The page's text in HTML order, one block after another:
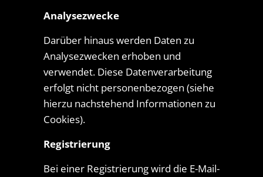
Analysezwecke
Darüber hinaus werden Daten zu
Analysezwecken erhoben und
verwendet. Diese Datenverarbeitung
erfolgt nicht personenbezogen (siehe
hierzu nachstehend Informationen zu
Cookies).
Registrierung
Bei einer Registrierung wird die E-Mail-